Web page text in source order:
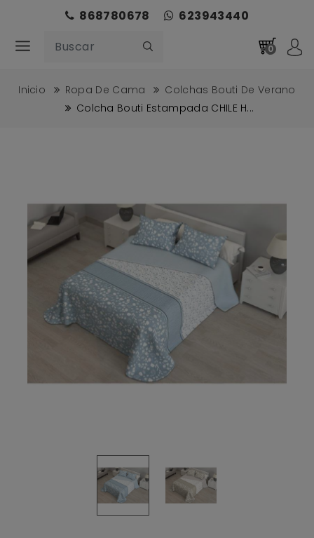
868780678 623943440
0
Inicio Ropa De Cama
Colchas Bouti De Verano
Colcha Bouti Estampada CHILE H...